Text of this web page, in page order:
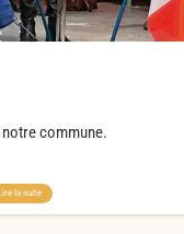
notre commune.
Lire la suite